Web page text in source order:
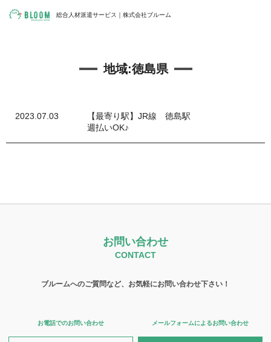
総合人材派遣サービス｜株式会社ブルーム
地域:徳島県
2023.07.03
【最寄り駅】JR線 徳島駅
週払いOK♪
お問い合わせ
CONTACT
ブルームへのご質問など、お気軽にお問い合わせ下さい！
お電話でのお問い合わせ メールフォームによるお問い合わせ